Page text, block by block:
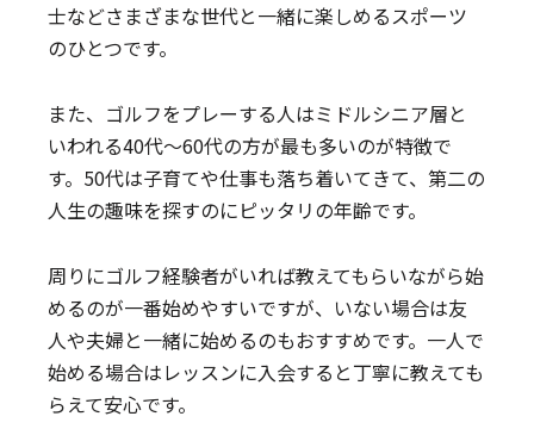
士などさまざまな世代と一緒に楽しめるスポーツ
のひとつです。
また、ゴルフをプレーする人はミドルシニア層と
いわれる40代〜60代の方が最も多いのが特徴で
す。50代は子育てや仕事も落ち着いてきて、第二の
人生の趣味を探すのにピッタリの年齢です。
周りにゴルフ経験者がいれば教えてもらいながら始
めるのが一番始めやすいですが、いない場合は友
人や夫婦と一緒に始めるのもおすすめです。一人で
始める場合はレッスンに入会すると丁寧に教えても
らえて安心です。